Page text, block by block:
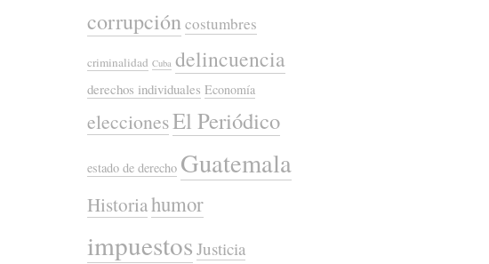
corrupcióncostumbres
criminalidad Cuba delincuencia
derechos individuales Economía
eleccionesEl Periódico
estado de derecho Guatemala
Historiahumor
impuestos Justicia